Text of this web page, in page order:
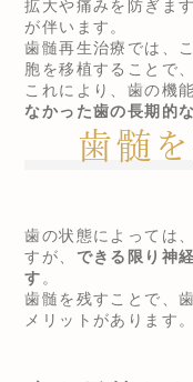
拡大や痛みを防ぎま
が伴います。
歯髄再生治療では、
胞を移植することで
これにより、歯の機
なかった歯の長期的
歯髄
歯の状態によっては
すが、 できる限り神
す 。
歯髄を残すことで、
メリットがあります。